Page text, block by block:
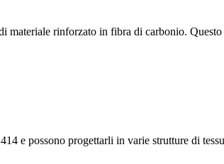
rinforzato in fibra di carbonio. Questo
e possono progettarli in varie strutture di